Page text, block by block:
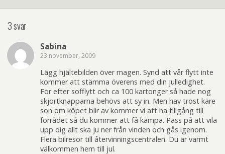
3 svar
Sabina
23 november, 2009
Lägg hjältebilden över magen. Synd att vår flytt inte
kommer att stämma överens med din julledighet.
För efter sofflytt och ca 100 kartonger så hade nog
skjortknapparna behövs att sy in. Men hav tröst käre
son om köpet blir av kommer vi att ha tillgång till
förrådet så du kommer att få kämpa. Pass på att vila
upp dig allt ska ju ner från vinden och gås igenom.
Flera bilresor till återvinningscentralen. Du är varmt
välkommen hem till jul.